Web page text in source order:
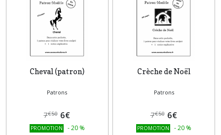
Cheval (patron)
Patrons
7€50 6€
PROMOTION -20 %
Crèche de Noël
Patrons
7€50 6€
PROMOTION -20 %